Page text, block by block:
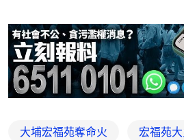
大埔宏福苑奪命火 宏福苑